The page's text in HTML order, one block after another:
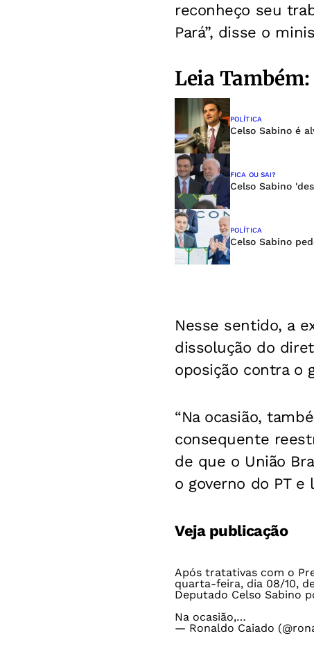
reconheço seu
Pará”, disse o
Leia Também:
POLÍTICA
Celso Sabino é
FICA OU SAI?
Celso Sabino
POLÍTICA
Celso Sabino
Nesse sentido, a
dissolução do
oposição contra o
“Na ocasião,
consequente
de que o União
o governo do PT e
Veja publicação
Após tratativas com o
quarta-feira, dia 08/10,
Deputado Celso Sabino
Na ocasião,…
— Ronaldo Caiado